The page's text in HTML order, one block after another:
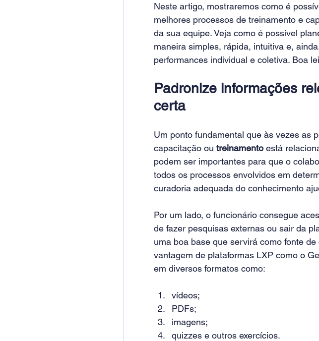
Neste artigo, mostraremos como é
melhores processos de treinamento e
da sua equipe. Veja como é possível
maneira simples, rápida, intuitiva e,
performances individual e coletiva. Boa
Padronize informações
certa
Um ponto fundamental que às vezes as
capacitação ou treinamento está
podem ser importantes para que o
todos os processos envolvidos em
curadoria adequada do conhecimento
Por um lado, o funcionário consegue
de fazer pesquisas externas ou sair da
uma boa base que servirá como fonte
vantagem de plataformas LXP como o
em diversos formatos como:
vídeos;
PDFs;
imagens;
quizzes e outros exercícios.